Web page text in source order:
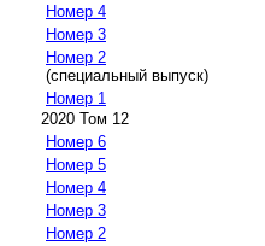
Номер 4
Номер 3
Номер 2
(специальный выпуск)
Номер 1
2020 Том 12
Номер 6
Номер 5
Номер 4
Номер 3
Номер 2